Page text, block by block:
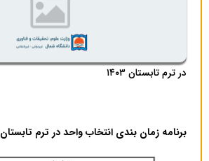
در ترم تابستان ۱۴۰۳
برنامه زمان بندی انتخاب واحد در ترم تابستان ۱۴۰۳